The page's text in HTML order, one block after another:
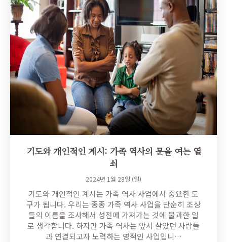
기도와 개인적인 계시: 가족 역사의 문을 여는 열
쇠
2024년 1월 28일 (일)
기도와 개인적인 계시는 가족 역사 사업에서 중요한 도
구가 됩니다. 우리는 종종 가족 역사 사업을 단순히 조상
들의 이름을 조사해서 성전에 가져가는 것에 불과한 일
로 생각합니다. 하지만 가족 역사는 앞서 살았던 사람들
과 연결되고자 노력하는 영적인 사업입니…